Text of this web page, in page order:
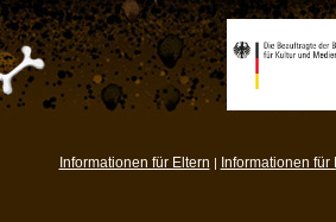
Informationen für Eltern | Informationen für